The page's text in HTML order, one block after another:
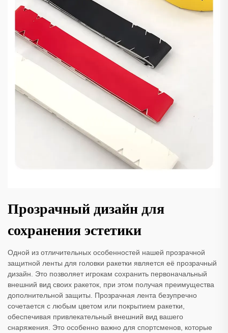
Прозрачный дизайн для
сохранения эстетики
Одной из отличительных особенностей нашей прозрачной
защитной ленты для головки ракетки является её прозрачный
дизайн. Это позволяет игрокам сохранить первоначальный
внешний вид своих ракеток, при этом получая преимущества
дополнительной защиты. Прозрачная лента безупречно
сочетается с любым цветом или покрытием ракетки,
обеспечивая привлекательный внешний вид вашего
снаряжения. Это особенно важно для спортсменов, которые